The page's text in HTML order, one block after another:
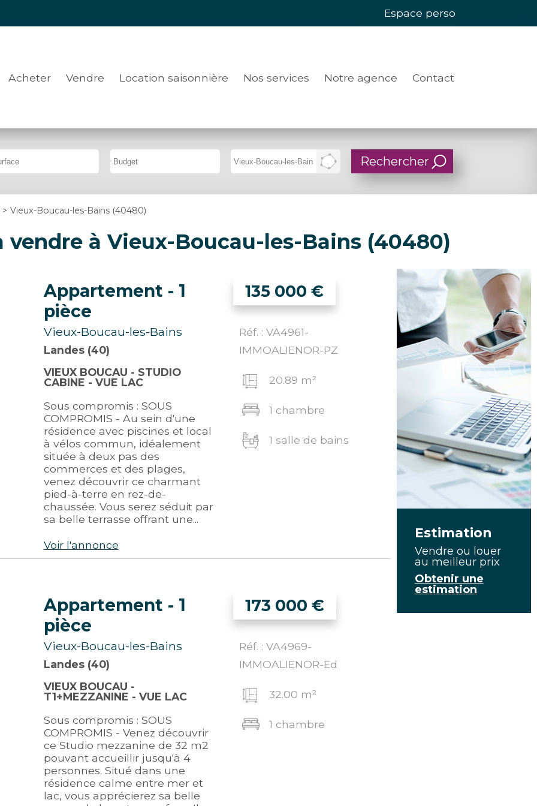
Espace perso
Acheter Vendre Location saisonnière Nos services Notre agence Contact
> Vieux-Boucau-les-Bains (40480)
vendre à Vieux-Boucau-les-Bains (40480)
Estimation
Vendre ou louer
au meilleur prix
Obtenir une
estimation
Appartement - 1
pièce
Vieux-Boucau-les-Bains
Landes (40)
VIEUX BOUCAU - STUDIO
CABINE - VUE LAC
Sous compromis : SOUS
COMPROMIS - Au sein d'une
résidence avec piscines et local
à vélos commun, idéalement
située à deux pas des
commerces et des plages,
venez découvrir ce charmant
pied-à-terre en rez-de-
chaussée. Vous serez séduit par
sa belle terrasse offrant une...
135 000 €
Réf. : VA4961-
IMMOALIENOR-PZ
20.89 m²
1 chambre
1 salle de bains
Voir l'annonce
Appartement - 1
pièce
Vieux-Boucau-les-Bains
Landes (40)
VIEUX BOUCAU -
T1+MEZZANINE - VUE LAC
Sous compromis : SOUS
COMPROMIS - Venez découvrir
ce Studio mezzanine de 32 m2
pouvant accueillir jusqu'à 4
personnes. Situé dans une
résidence calme entre mer et
lac, vous apprécierez sa belle
173 000 €
Réf. : VA4969-
IMMOALIENOR-Ed
32.00 m²
1 chambre